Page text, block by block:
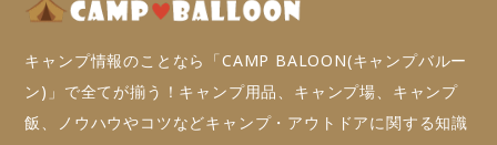
キャンプ情報のことなら「CAMP BALOON(キャンプバルー
ン)」で全てが揃う！キャンプ用品、キャンプ場、キャンプ
飯、ノウハウやコツなどキャンプ・アウトドアに関する知識